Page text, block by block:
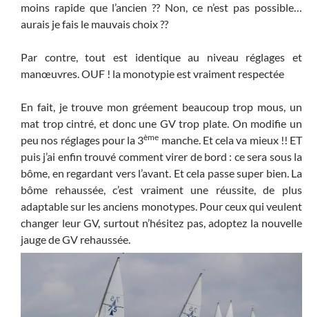
moins rapide que l’ancien ?? Non, ce n’est pas possible…
aurais je fais le mauvais choix ??
Par contre, tout est identique au niveau réglages et
manœuvres. OUF ! la monotypie est vraiment respectée
En fait, je trouve mon gréement beaucoup trop mous, un
mat trop cintré, et donc une GV trop plate. On modifie un
peu nos réglages pour la 3ème manche. Et cela va mieux !! ET
puis j’ai enfin trouvé comment virer de bord : ce sera sous la
bôme, en regardant vers l’avant. Et cela passe super bien. La
bôme rehaussée, c’est vraiment une réussite, de plus
adaptable sur les anciens monotypes. Pour ceux qui veulent
changer leur GV, surtout n’hésitez pas, adoptez la nouvelle
jauge de GV rehaussée.